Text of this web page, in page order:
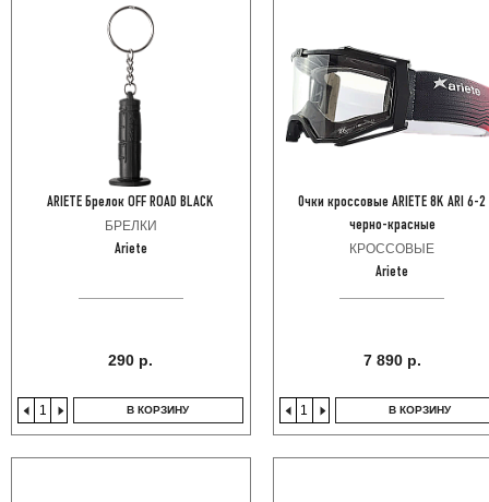
ARIETE Брелок OFF ROAD BLACK
БРЕЛКИ
Ariete
290 р.
В КОРЗИНУ
Очки кроссовые ARIETE 8K ARI 6-2
черно-красные
КРОССОВЫЕ
Ariete
7 890 р.
В КОРЗИНУ